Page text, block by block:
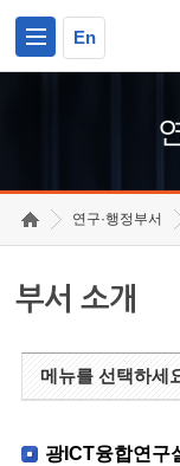
En
연구·행정부서
부서 소개
메뉴를 선택하세
광ICT융합연구